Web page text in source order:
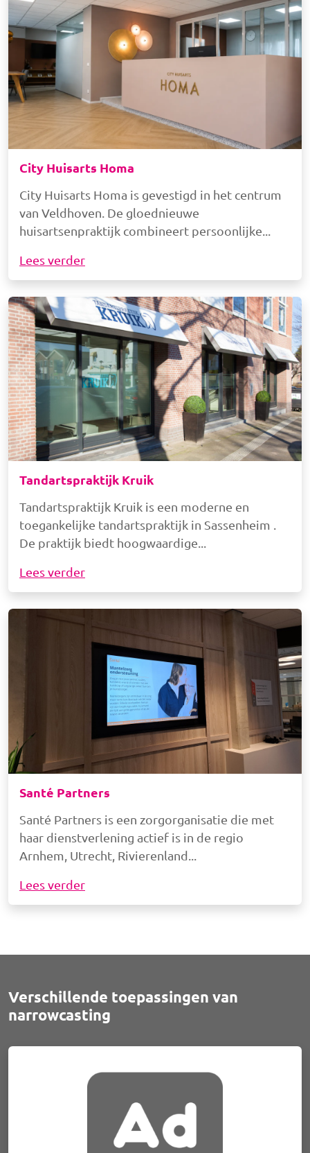
City Huisarts Homa
City Huisarts Homa is gevestigd in het centrum
van Veldhoven. De gloednieuwe
huisartsenpraktijk combineert persoonlijke
Lees verder
Afbeelding
Tandartspraktijk Kruik
Tandartspraktijk Kruik is een moderne en
toegankelijke tandartspraktijk in Sassenheim .
De praktijk biedt hoogwaardige
Lees verder
Afbeelding
Santé Partners
Santé Partners is een zorgorganisatie die met
haar dienstverlening actief is in de regio
Arnhem, Utrecht, Rivierenland
Lees verder
Verschillende toepassingen van
narrowcasting